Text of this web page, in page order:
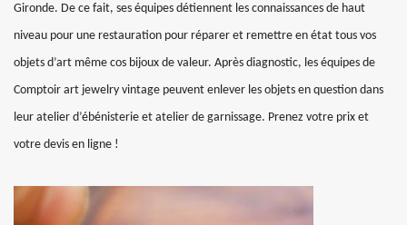
Gironde. De ce fait, ses équipes détiennent les connaissances de haut
niveau pour une restauration pour réparer et remettre en état tous vos
objets d’art même cos bijoux de valeur. Après diagnostic, les équipes de
Comptoir art jewelry vintage peuvent enlever les objets en question dans
leur atelier d’ébénisterie et atelier de garnissage. Prenez votre prix et
votre devis en ligne !